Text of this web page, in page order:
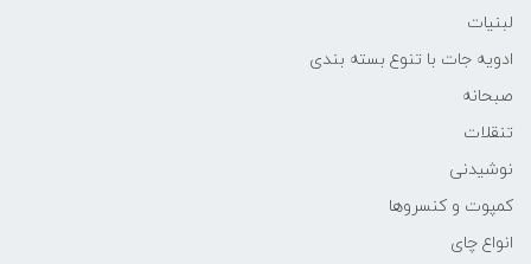
لبنیات
ادویه جات با تنوع بسته بندی
صبحانه
تنقلات
نوشیدنی
کمپوت و کنسروها
انواع چای